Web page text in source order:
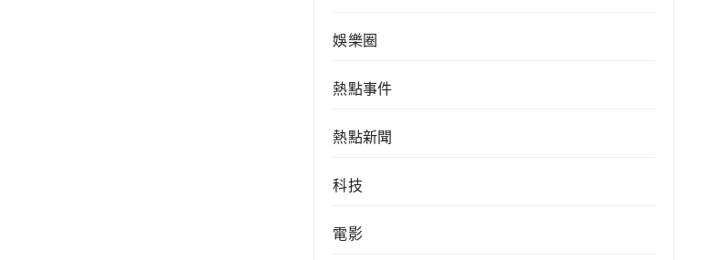
娛樂圈
熱點事件
熱點新聞
科技
電影